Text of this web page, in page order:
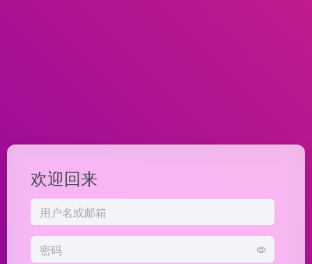
欢迎回来